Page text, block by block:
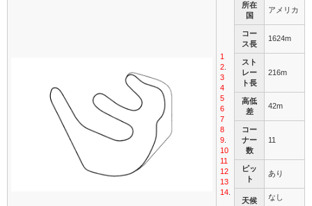
1
2
3
4
5
6
7
8
9
10
11
12
13
14
所在
国
アメリカ
コー
ス長
1624m
スト
レー
ト長
216m
高低
差
42m
コー
ナー
数
11
ピッ
ト
あり
天候
なし